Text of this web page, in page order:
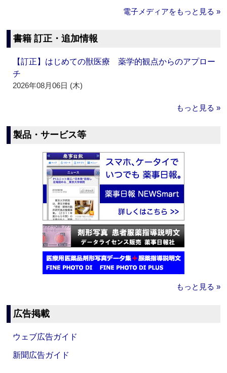
電子メディアをもっと見る »
書籍 訂正・追加情報
【訂正】はじめての獣医療 薬学的観点からのアプロー
チ
2026年08月06日 (木)
もっと見る »
製品・サービス等
もっと見る »
広告掲載
ウェブ広告ガイド
新聞広告ガイド